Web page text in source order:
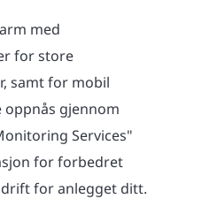
med
for store
samt for mobil
gjennom
Services"
for forbedret
for anlegget ditt.